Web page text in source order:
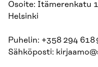
Osoite: Itämerenkatu
Helsinki
Puhelin: +358 294 618
Sähköposti: